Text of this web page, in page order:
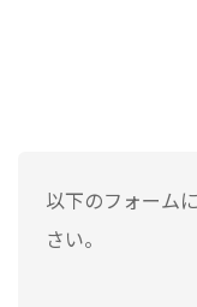
以下のフォーム
さい。